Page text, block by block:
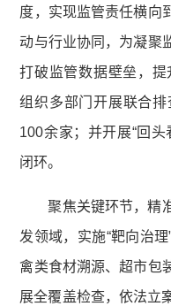
度，实现监管责任横向
动与行业协同，为凝聚
打破监管数据壁垒，
组织多部门开展联合
100余家；并开展“回
闭环。
聚焦关键环节，精
发领域，实施“靶向治
禽类食材溯源、超市包
展全覆盖检查，依法立